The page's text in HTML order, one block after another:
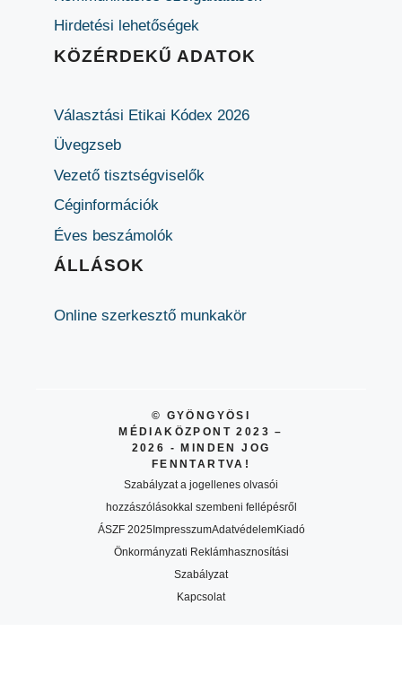
Hirdetési lehetőségek
KÖZÉRDEKŰ ADATOK
Választási Etikai Kódex 2026
Üvegzseb
Vezető tisztségviselők
Céginformációk
Éves beszámolók
ÁLLÁSOK
Online szerkesztő munkakör
© GYÖNGYÖSI
MÉDIAKÖZPONT 2023 –
2026 - MINDEN JOG
FENNTARTVA!
Szabályzat a jogellenes olvasói
hozzászólásokkal szembeni fellépésről
ÁSZF 2025ImpresszumAdatvédelemKiadó
Önkormányzati Reklámhasznosítási
Szabályzat
Kapcsolat